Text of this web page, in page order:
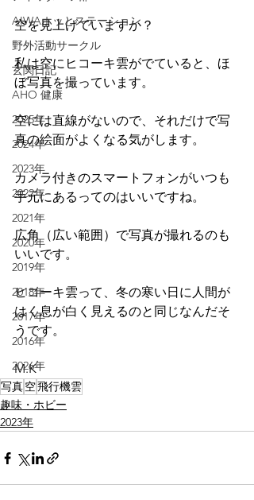
AIWAホッとステーション
野外活動サークル
玄関日記
AHO 健康
2025年
2024年
2023年
2022年
2021年
2020年
2019年
2018年
2017年
2016年
2026年
空を見上げていますか？
私は空にヒコーキ雲がでていると、ほ
ぼ写真を撮っています。
空には直線がないので、それだけで写
真の絵面がよくなる気がします。
カメラ付きのスマートフォンがいつも
手元にあるってのはいいですね。
広角（広い範囲）で写真が撮れるのも
いいです。
ヒコーキ雲って、冬の寒い日に人間が
はく息が白く見えるのと同じなんだそ
うです。
M.K
写真空飛行機雲
趣味・ホビー
2023年